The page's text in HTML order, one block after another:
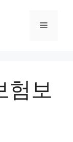
메
험보